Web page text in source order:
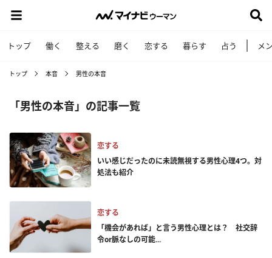
トップ 働く 整える 磨く 恋する 暮らす 占う メ
トップ 本音 男性の本音
「男性の本音」の記事一覧
恋する
いい感じだったのに未読無視する男性心理4つ。対
処法も紹介
恋する
「機会があれば」と言う男性心理とは？ 社交辞
令or脈なしの可能...